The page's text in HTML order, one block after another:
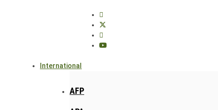
International
AFP